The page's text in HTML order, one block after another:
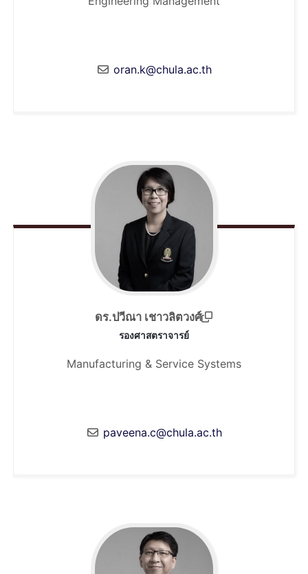
oran.k@chula.ac.th
ดร.ปวีณา เชาวลิตวงศ์
รองศาสตราจารย์
Manufacturing & Service Systems
paveena.c@chula.ac.th